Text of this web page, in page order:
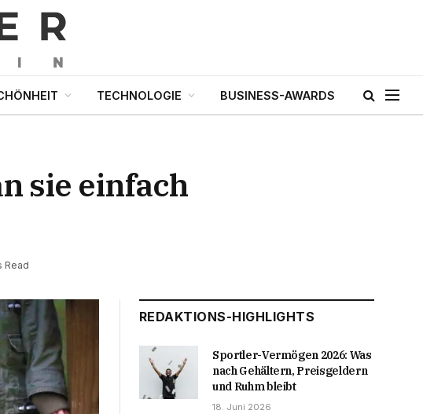
TECHNOLOGIE BUSINESS-AWARDS
sie einfach
Read
REDAKTIONS-HIGHLIGHTS
Sportler-Vermögen 2026: Was
nach Gehältern, Preisgeldern
und Ruhm bleibt
18. Juni 2026